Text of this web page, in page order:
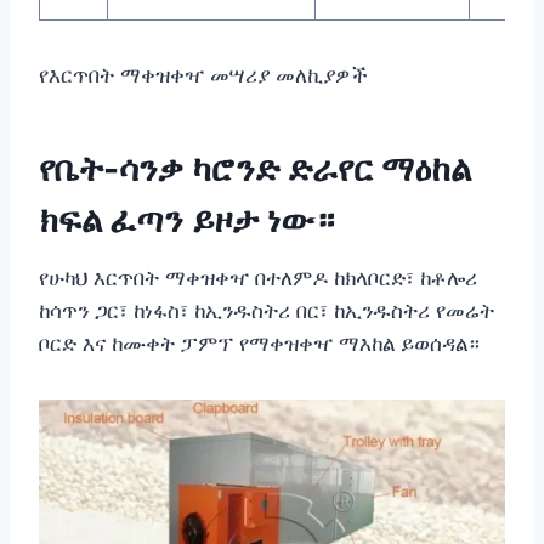
የእርጥበት ማቀዝቀዣ መሣሪያ መለኪያዎች
የቤት-ሳንቃ ካሮንድ ድራየር ማዕከል
ክፍል ፈጣን ይዞታ ነው።
የሁካህ እርጥበት ማቀዝቀዣ በተለምዶ ከክላቦርድ፣ ከቶሎሪ
ከሳጥን ጋር፣ ከነፋስ፣ ከኢንዱስትሪ በር፣ ከኢንዱስትሪ የመሬት
ቦርድ እና ከሙቀት ፓምፕ የማቀዝቀዣ ማእከል ይወሰዳል።